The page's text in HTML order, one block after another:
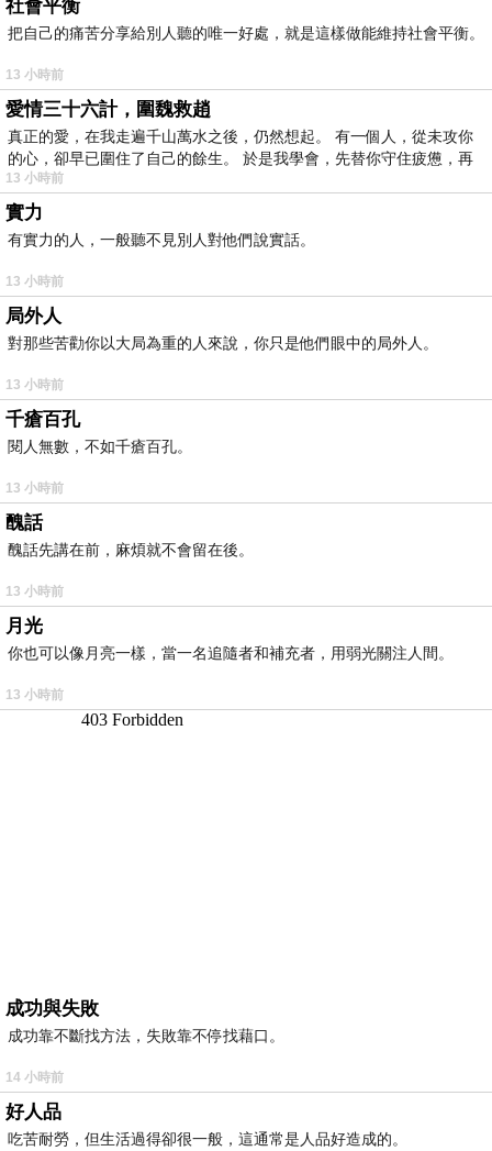
社會平衡
把自己的痛苦分享給別人聽的唯一好處，就是這樣做能維持社會平衡。
13 小時前
愛情三十六計，圍魏救趙
真正的愛，在我走遍千山萬水之後，仍然想起。 有一個人，從未攻你
的心，卻早已圍住了自己的餘生。 於是我學會，先替你守住疲憊，再
13 小時前
實力
有實力的人，一般聽不見別人對他們說實話。
13 小時前
局外人
對那些苦勸你以大局為重的人來說，你只是他們眼中的局外人。
13 小時前
千瘡百孔
閱人無數，不如千瘡百孔。
13 小時前
醜話
醜話先講在前，麻煩就不會留在後。
13 小時前
月光
你也可以像月亮一樣，當一名追隨者和補充者，用弱光關注人間。
13 小時前
成功與失敗
成功靠不斷找方法，失敗靠不停找藉口。
14 小時前
好人品
吃苦耐勞，但生活過得卻很一般，這通常是人品好造成的。